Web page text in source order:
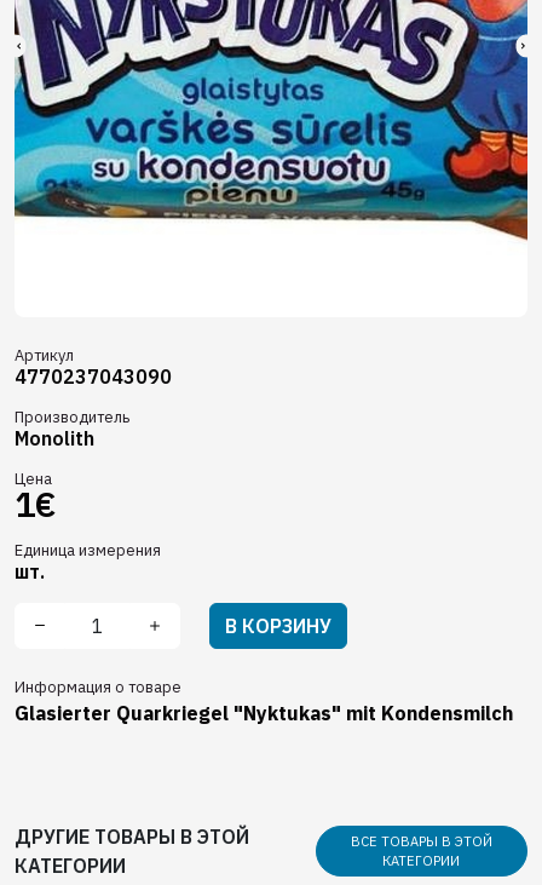
Артикул
4770237043090
Производитель
Monolith
Цена
1€
Единица измерения
шт.
В КОРЗИНУ
Информация о товаре
Glasierter Quarkriegel "Nyktukas" mit Kondensmilch
ДРУГИЕ ТОВАРЫ В ЭТОЙ
КАТЕГОРИИ
ВСЕ ТОВАРЫ В ЭТОЙ
КАТЕГОРИИ